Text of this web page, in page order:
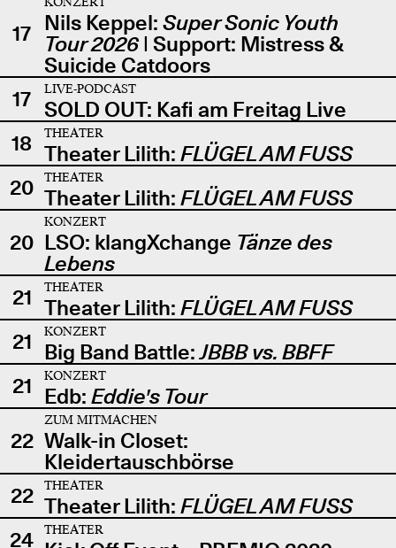
17 Nils Keppel: Super Sonic Youth
Tour 2026| Support: Mistress &
Suicide Catdoors
17
LIVE-PODCAST
SOLD OUT: Kafi am Freitag Live
18
THEATER
Theater Lilith: FLÜGEL AM FUSS
20
THEATER
Theater Lilith: FLÜGEL AM FUSS
20
KONZERT
LSO: klangXchange Tänze des
Lebens
21
THEATER
Theater Lilith: FLÜGEL AM FUSS
21
KONZERT
Big Band Battle:JBBB vs. BBFF
21
KONZERT
Edb: Eddie's Tour
22
ZUM MITMACHEN
Walk-in Closet:
Kleidertauschbörse
22
THEATER
Theater Lilith: FLÜGEL AM FUSS
24
THEATER